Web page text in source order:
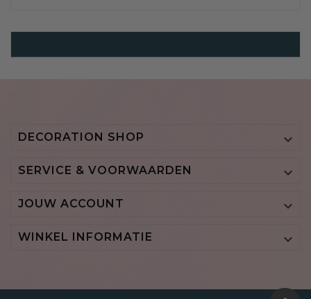
DECORATION SHOP 
SERVICE & VOORWAARDEN 
JOUW ACCOUNT 
WINKEL INFORMATIE 